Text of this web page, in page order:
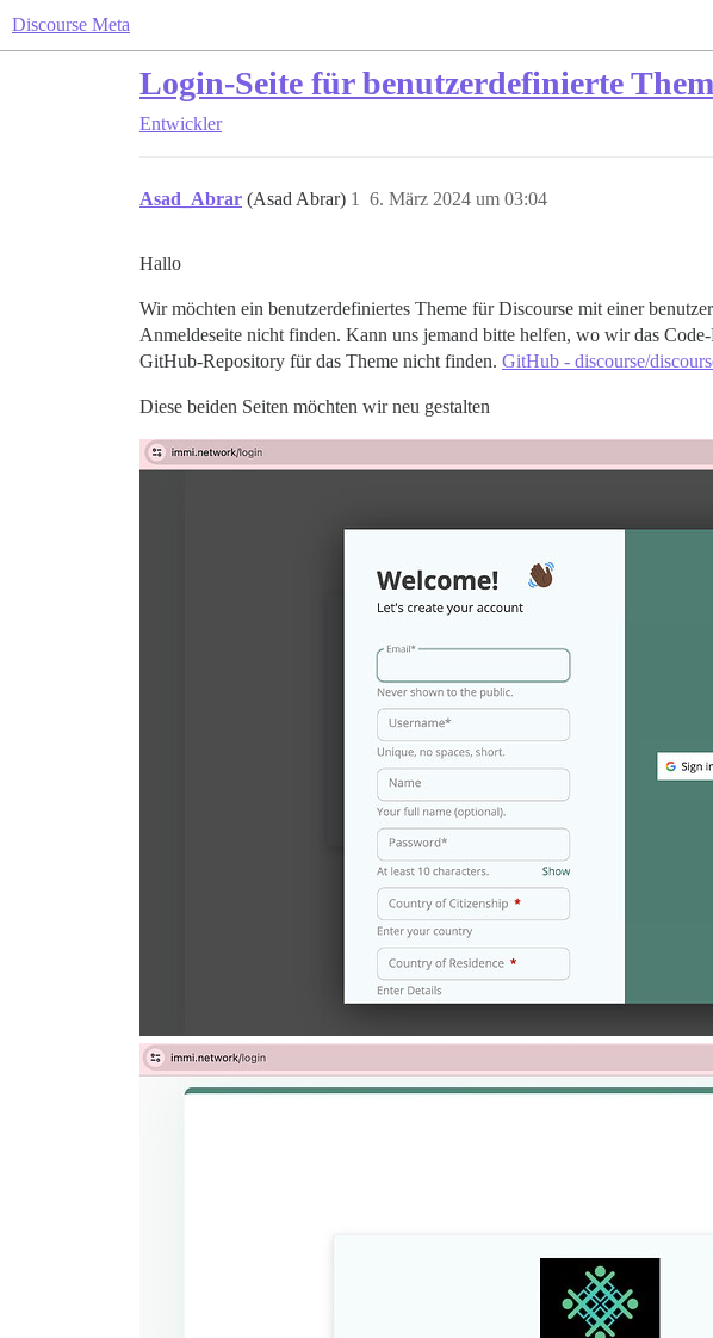
Discourse Meta
Login-Seite für benutzerdefinierte
Entwickler
Asad_Abrar (Asad Abrar) 6. März 2024 um 03:04
1
Hallo
Wir möchten ein benutzerdefiniertes Theme für Discourse mit einer
Anmeldeseite nicht finden. Kann uns jemand bitte helfen, wo wir das
GitHub-Repository für das Theme nicht finden. GitHub - discourse/
Diese beiden Seiten möchten wir neu gestalten